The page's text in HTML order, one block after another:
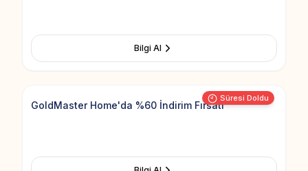
Bilgi Al
Süresi Doldu
Add to
GoldMaster Home'da %60 İndirim Fırsatı